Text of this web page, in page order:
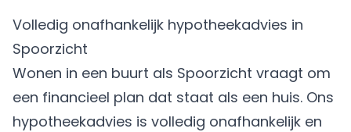
Volledig onafhankelijk hypotheekadvies in
Spoorzicht
Wonen in een buurt als Spoorzicht vraagt om
een financieel plan dat staat als een huis. Ons
hypotheekadvies is volledig onafhankelijk en